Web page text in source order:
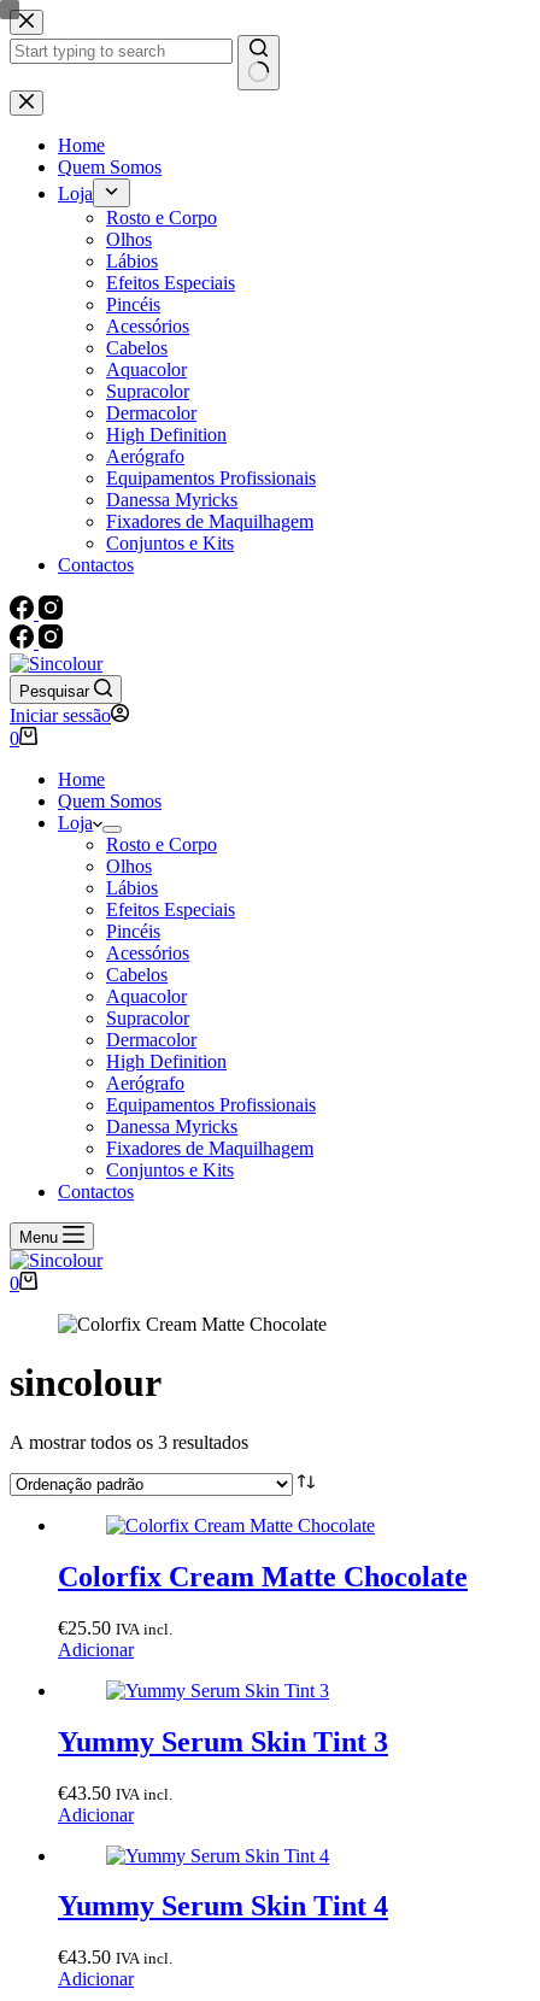
Pular
para
o
Sem
resultados
Home
Quem Somos
Loja
Rosto e Corpo
Olhos
Lábios
Efeitos Especiais
Pincéis
Acessórios
Cabelos
Aquacolor
Supracolor
Dermacolor
High Definition
Aerógrafo
Equipamentos Profissionais
Danessa Myricks
Fixadores de Maquilhagem
Conjuntos e Kits
Contactos
Pesquisar
Iniciar sessão
Carrinho
compras
0
Home
Quem Somos
Loja
Rosto e Corpo
Olhos
Lábios
Efeitos Especiais
Pincéis
Acessórios
Cabelos
Aquacolor
Supracolor
Dermacolor
High Definition
Aerógrafo
Equipamentos Profissionais
Danessa Myricks
Fixadores de Maquilhagem
Conjuntos e Kits
Contactos
Menu
Carrinho
compras
0
sincolour
A mostrar todos os 3 resultados
Colorfix Cream Matte Chocolate
€25.50 IVA incl.
Adicionar
Yummy Serum Skin Tint 3
€43.50 IVA incl.
Adicionar
Yummy Serum Skin Tint 4
€43.50 IVA incl.
Adicionar